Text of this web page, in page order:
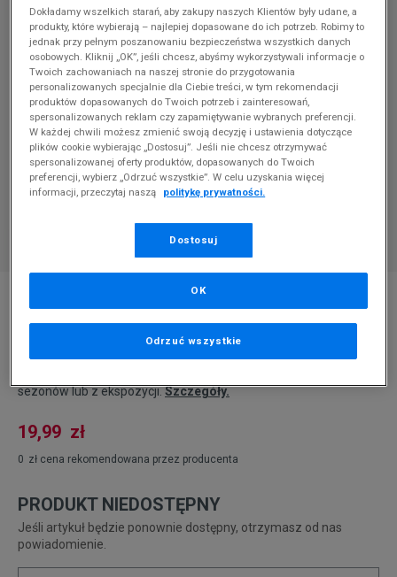
sezonów lub z ekspozycji.Szczegóły.
0 zł cena rekomendowana przez producenta
19,99 zł
PRODUKT NIEDOSTĘPNY
Jeśli artykuł będzie ponownie dostępny, otrzymasz od nas
powiadomienie.
Dokładamy wszelkich starań, aby zakupy naszych Klientów były udane, a
produkty, które wybierają – najlepiej dopasowane do ich potrzeb. Robimy to
jednak przy pełnym poszanowaniu bezpieczeństwa wszystkich danych
osobowych. Kliknij „OK”, jeśli chcesz, abyśmy wykorzystywali informacje o
Twoich zachowaniach na naszej stronie do przygotowania
personalizowanych specjalnie dla Ciebie treści, w tym rekomendacji
produktów dopasowanych do Twoich potrzeb i zainteresowań,
spersonalizowanych reklam czy zapamiętywanie wybranych preferencji.
W każdej chwili możesz zmienić swoją decyzję i ustawienia dotyczące
plików cookie wybierając „Dostosuj”. Jeśli nie chcesz otrzymywać
spersonalizowanej oferty produktów, dopasowanych do Twoich
preferencji, wybierz „Odrzuć wszystkie”. W celu uzyskania więcej
informacji, przeczytaj naszą
politykę prywatności.
Dostosuj
Odrzuć wszystkie
OK